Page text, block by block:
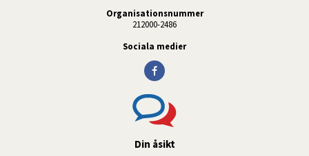
Organisationsnummer
212000-2486
Sociala medier
Din åsikt